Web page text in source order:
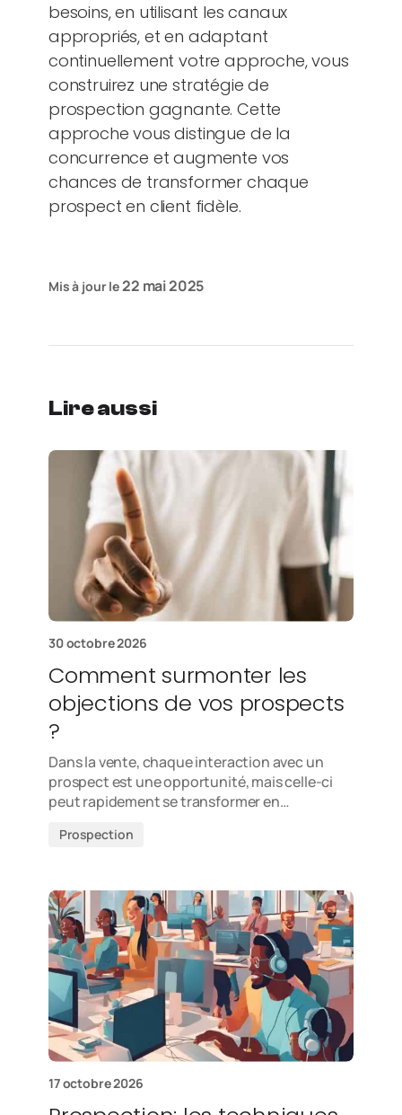
besoins, en utilisant les canaux
appropriés, et en adaptant
continuellement votre approche, vous
construirez une stratégie de
prospection gagnante. Cette
approche vous distingue de la
concurrence et augmente vos
chances de transformer chaque
prospect en client fidèle.
Mis à jour le22 mai 2025
Lire aussi
30 octobre 2026
Comment surmonter les
objections de vos prospects
?
Dans la vente, chaque interaction avec un
prospect est une opportunité, mais celle-ci
peut rapidement se transformer en…
Prospection
17 octobre 2026